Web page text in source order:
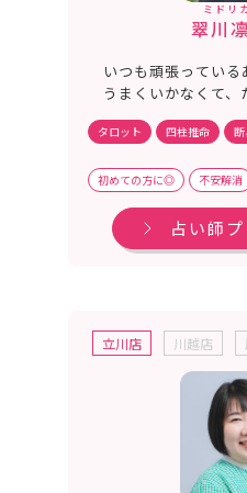
ミドリ
翠川
いつも頑張ってい
うまくいかなくて
推命で立ち止まって
しいパワースポット
タロット 四柱推命 断
初めての方に◎ 不安解消
占い師
立川店 川越店